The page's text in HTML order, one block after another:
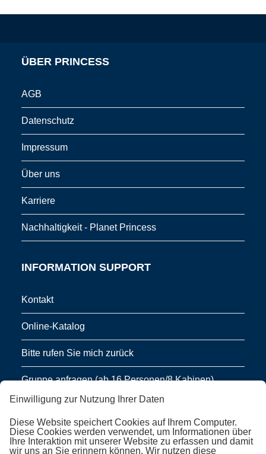
ÜBER PRINCESS
AGB
Datenschutz
Impressum
Über uns
Karriere
Nachhaltigkeit - Planet Princess
INFORMATION SUPPORT
Kontakt
Online-Katalog
Bitte rufen Sie mich zurück
Gruppe anfragen (ab 16 Personen/8 Kabinen)
NEWSLETTER ABONNIEREN
Newsletter abonnieren
Einwilligung zur Nutzung Ihrer Daten
Diese Website speichert Cookies auf Ihrem Computer.
Diese Cookies werden verwendet, um Informationen über
Ihre Interaktion mit unserer Website zu erfassen und damit
wir uns an Sie erinnern können. Wir nutzen diese